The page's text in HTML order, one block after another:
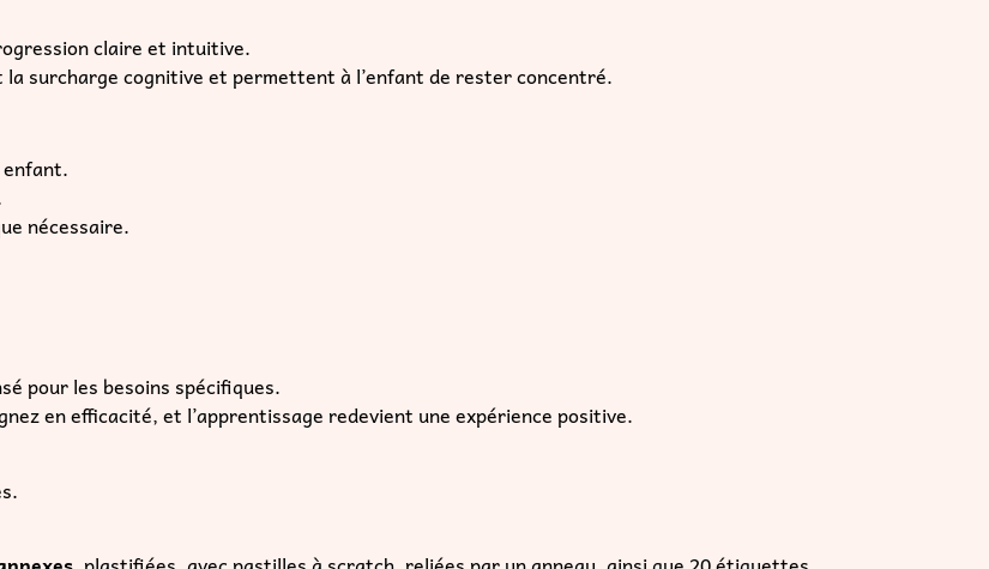
nécessaire.
pour les besoins spécifiques.
en efficacité, et l’apprentissage redevient une expérience positive.
fichier à imprimer et à préparer vous-même. Idéal pour démarrer rapidement.
avec l’anneau et les 20 paires de pastilles à scratch. Vous les découpez, collez les
mais qui demande un peu de temps de préparation.